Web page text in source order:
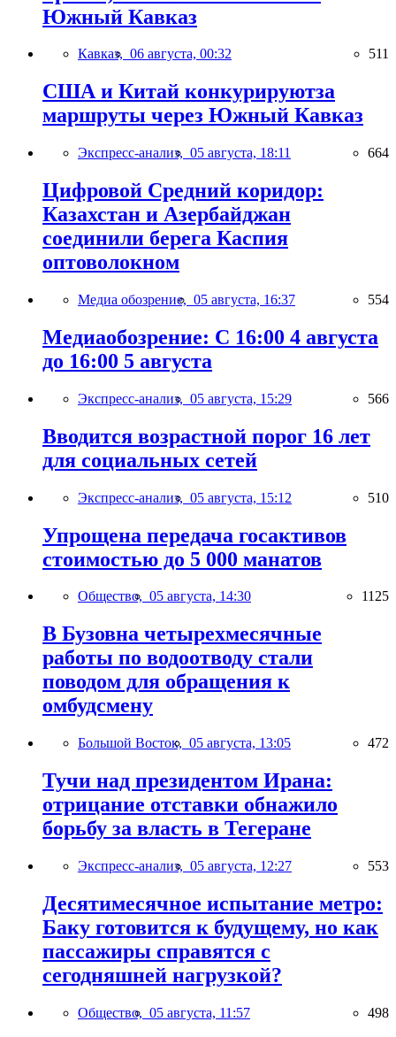
Южный Кавказ
Кавказ, 06 августа, 00:32 511
США и Китай конкурируютза
маршруты через Южный Кавказ
Экспресс-анализ, 05 августа, 18:11 664
Цифровой Средний коридор:
Казахстан и Азербайджан
соединили берега Каспия
оптоволокном
Медиа обозрение, 05 августа, 16:37 554
Медиаобозрение: С 16:00 4 августа
до 16:00 5 августа
Экспресс-анализ, 05 августа, 15:29 566
Вводится возрастной порог 16 лет
для социальных сетей
Экспресс-анализ, 05 августа, 15:12 510
Упрощена передача госактивов
стоимостью до 5 000 манатов
Общество, 05 августа, 14:30 1125
В Бузовна четырехмесячные
работы по водоотводу стали
поводом для обращения к
омбудсмену
Большой Восток, 05 августа, 13:05 472
Тучи над президентом Ирана:
отрицание отставки обнажило
борьбу за власть в Тегеране
Экспресс-анализ, 05 августа, 12:27 553
Десятимесячное испытание метро:
Баку готовится к будущему, но как
пассажиры справятся с
сегодняшней нагрузкой?
Общество, 05 августа, 11:57 498